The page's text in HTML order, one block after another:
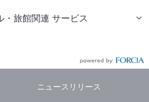
・旅館関連 サービス
ニュースリリース